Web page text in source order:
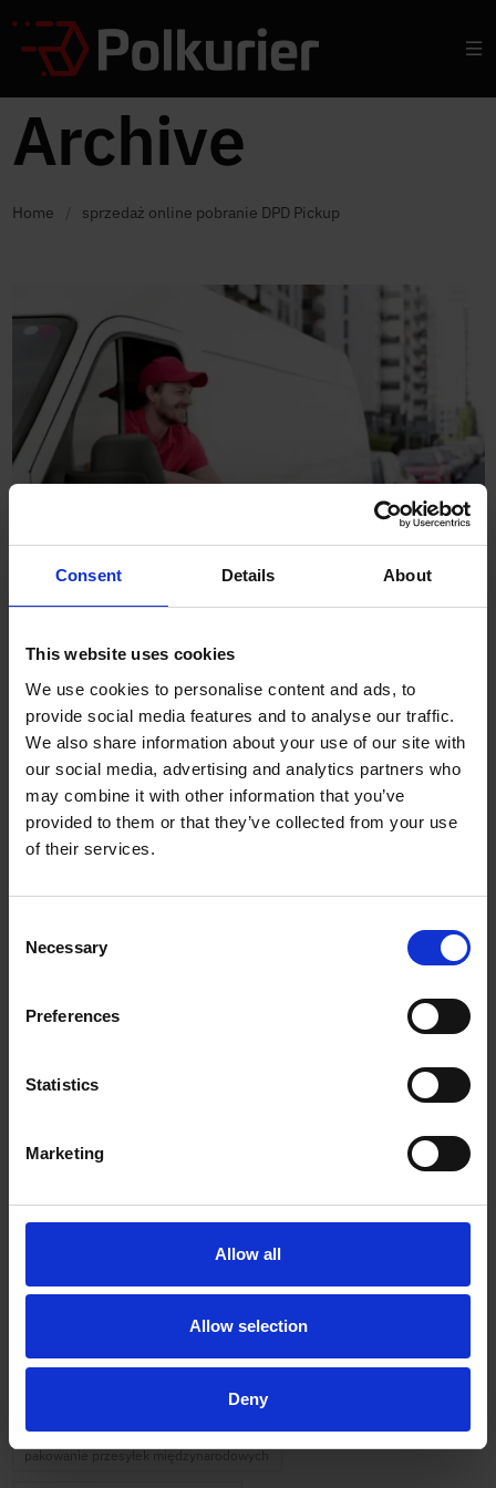
Consent Details About
This website uses cookies
We use cookies to personalise content and ads, to
provide social media features and to analyse our traffic.
We also share information about your use of our site with
our social media, advertising and analytics partners who
may combine it with other information that you’ve
provided to them or that they’ve collected from your use
of their services.
Selection
Necessary
Preferences
Statistics
Marketing
Allow all
Allow selection
Deny
Archive
Home sprzedaż online pobranie DPD Pickup
12.04.2026 Porady,Usługi kurierskie
DPD Pickup – paczka za
pobraniem (COD)
Usługa DPD Pickup umożliwia nadanie paczki za pobraniem, co jest
popularnym rozwiązaniem przy sprzedaży online. Należy jednak
przesyłki międzynarodowe e-commerce
nadanie paczki kurierem online szybka wysyłka paczek
wysyłka paczki za granicę
przesyłki międzynarodowe kurier DPD
transport towarów na paletach
kurier paletowy integracje kurierskie e-commerce
kurier ekologiczny
pakowanie przesyłek międzynarodowych